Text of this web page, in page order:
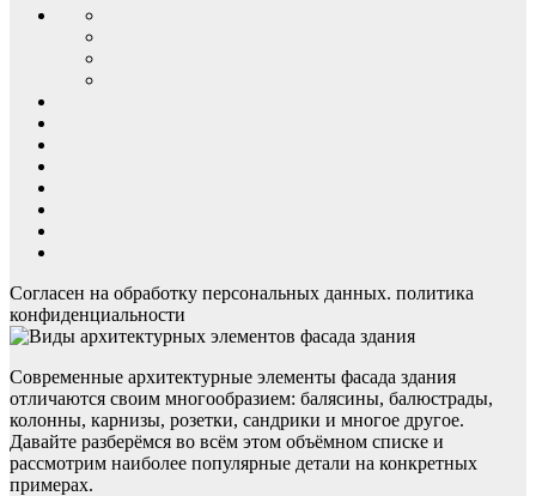
Согласен на обработку персональных данных. политика
конфиденциальности
Современные архитектурные элементы фасада здания
отличаются своим многообразием: балясины, балюстрады,
колонны, карнизы, розетки, сандрики и многое другое.
Давайте разберёмся во всём этом объёмном списке и
рассмотрим наиболее популярные детали на конкретных
примерах.